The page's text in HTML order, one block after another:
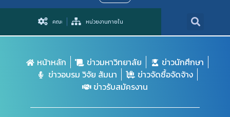
คณะ หน่วยงานภายใน
หน้าหลัก ข่าวมหาวิทยาลัย
ข่าวนักศึกษา
ข่าวอบรม วิจัย สัมนา
ข่าวจัดซื้อจัดจ้าง
ข่าวรับสมัครงาน